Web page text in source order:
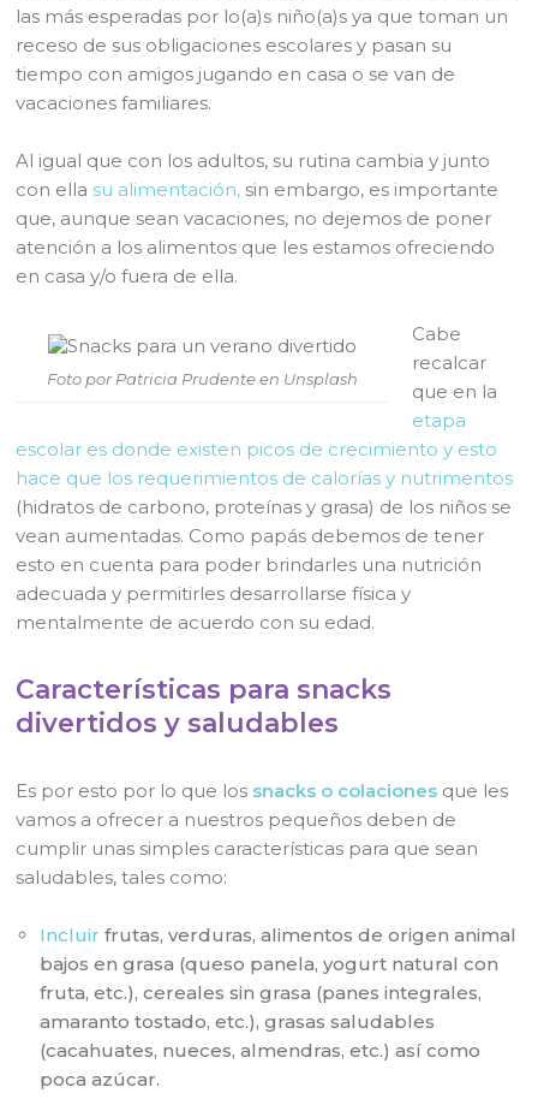
las más esperadas por lo(a)s niño(a)s ya que toman un
receso de sus obligaciones escolares y pasan su
tiempo con amigos jugando en casa o se van de
vacaciones familiares.
Al igual que con los adultos, su rutina cambia y junto
con ella su alimentación, sin embargo, es importante
que, aunque sean vacaciones, no dejemos de poner
atención a los alimentos que les estamos ofreciendo
en casa y/o fuera de ella.
Foto por Patricia Prudente en Unsplash
Cabe
recalcar
que en la
etapa
escolar es donde existen picos de crecimiento y esto
hace que los requerimientos de calorías y nutrimentos
(hidratos de carbono, proteínas y grasa) de los niños se
vean aumentadas. Como papás debemos de tener
esto en cuenta para poder brindarles una nutrición
adecuada y permitirles desarrollarse física y
mentalmente de acuerdo con su edad.
Características para snacks
divertidos y saludables
Es por esto por lo que los snacks o colaciones que les
vamos a ofrecer a nuestros pequeños deben de
cumplir unas simples características para que sean
saludables, tales como:
Incluir frutas, verduras, alimentos de origen animal
bajos en grasa (queso panela, yogurt natural con
fruta, etc.), cereales sin grasa (panes integrales,
amaranto tostado, etc.), grasas saludables
(cacahuates, nueces, almendras, etc.) así como
poca azúcar.